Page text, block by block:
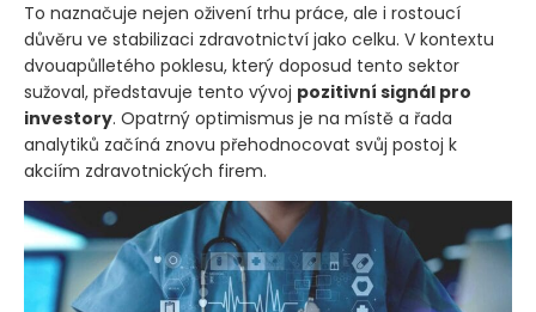
To naznačuje nejen oživení trhu práce, ale i rostoucí
důvěru ve stabilizaci zdravotnictví jako celku. V kontextu
dvouapůlletého poklesu, který doposud tento sektor
sužoval, představuje tento vývoj pozitivní signál pro
investory. Opatrný optimismus je na místě a řada
analytiků začíná znovu přehodnocovat svůj postoj k
akciím zdravotnických firem.